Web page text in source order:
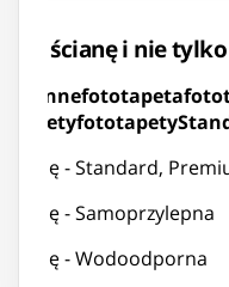
na ścianę i nie tylko
ściennefototapeta
fototapety
- Standard,
- Samoprzylepna
- Wodoodporna